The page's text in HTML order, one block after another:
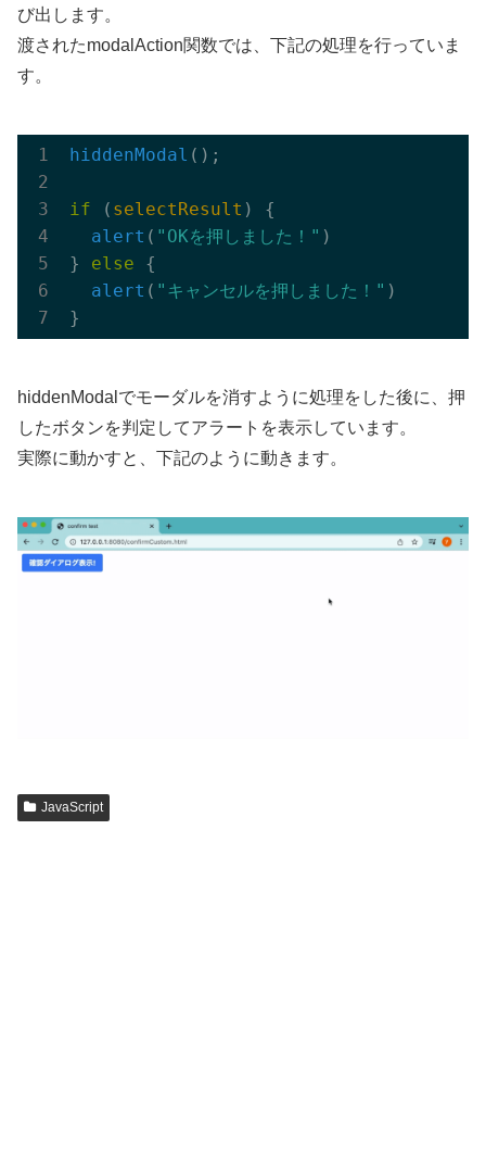
び出します。
渡されたmodalAction関数では、下記の処理を行っていま
す。
hiddenModal ();
if ( selectResult ) {
alert ( "OKを押しました！" )
} else {
alert ( "キャンセルを押しました！" )
hiddenModalでモーダルを消すように処理をした後に、押
したボタンを判定してアラートを表示しています。
実際に動かすと、下記のように動きます。
JavaScript